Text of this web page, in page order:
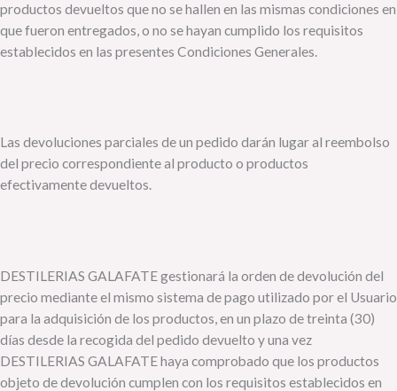
productos devueltos que no se hallen en las mismas condiciones en
que fueron entregados, o no se hayan cumplido los requisitos
establecidos en las presentes Condiciones Generales.
Las devoluciones parciales de un pedido darán lugar al reembolso
del precio correspondiente al producto o productos
efectivamente devueltos.
DESTILERIAS GALAFATE gestionará la orden de devolución del
precio mediante el mismo sistema de pago utilizado por el Usuario
para la adquisición de los productos, en un plazo de treinta (30)
días desde la recogida del pedido devuelto y una vez
DESTILERIAS GALAFATE haya comprobado que los productos
objeto de devolución cumplen con los requisitos establecidos en